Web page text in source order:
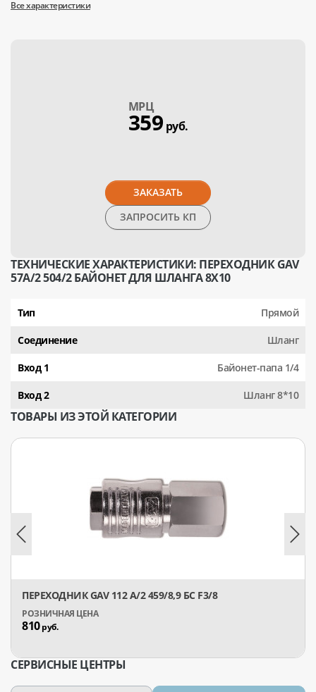
Все характеристики
МPЦ
359 руб.
ЗАКАЗАТЬ
ЗАПРОСИТЬ КП
ТЕХНИЧЕСКИЕ ХАРАКТЕРИСТИКИ: ПЕРЕХОДНИК GAV
57А/2 504/2 БАЙОНЕТ ДЛЯ ШЛАНГА 8X10
Тип Прямой
Соединение Шланг
Вход 1 Байонет-папа 1/4
Вход 2 Шланг 8*10
ТОВАРЫ ИЗ ЭТОЙ КАТЕГОРИИ
ПЕРЕХОДНИК GAV 112 A/2 459/8,9 БС F3/8
810руб.
СЕРВИСНЫЕ ЦЕНТРЫ